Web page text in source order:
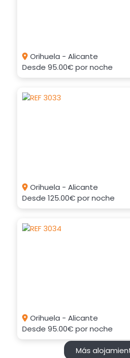
Orihuela - Alicante
Desde 95.00€por noche
Orihuela - Alicante
Desde 125.00€por noche
Orihuela - Alicante
Desde 95.00€por noche
Más